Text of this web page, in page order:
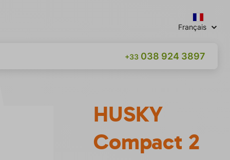
Français
+33 038 924 3897
HUSKY
Compact 2